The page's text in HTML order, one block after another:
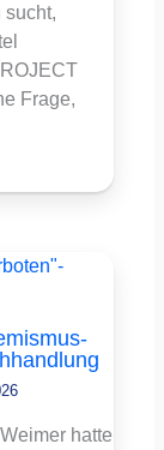
sucht,
Frage,
hatte